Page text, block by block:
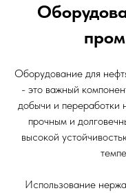
Оборудование для
- это важный
добычи и переработки
прочным и
высокой
Использование